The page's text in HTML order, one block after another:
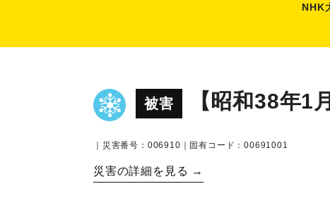
NHK
被害 【昭和38年1
｜災害番号：006910｜固有コード：00691001
災害の詳細を見る →